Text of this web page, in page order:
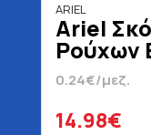
ARIEL
Ariel
Ρούχων
Removal
4030 gr
0.24€/μεζ.
14.98€